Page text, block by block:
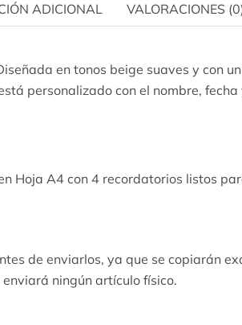
ADICIONAL VALORACIONES
en tonos beige suaves y con
personalizado con el nombre,
Hoja A4 con 4 recordatorios listos
de enviarlos, ya que se copiarán
ningún artículo físico.